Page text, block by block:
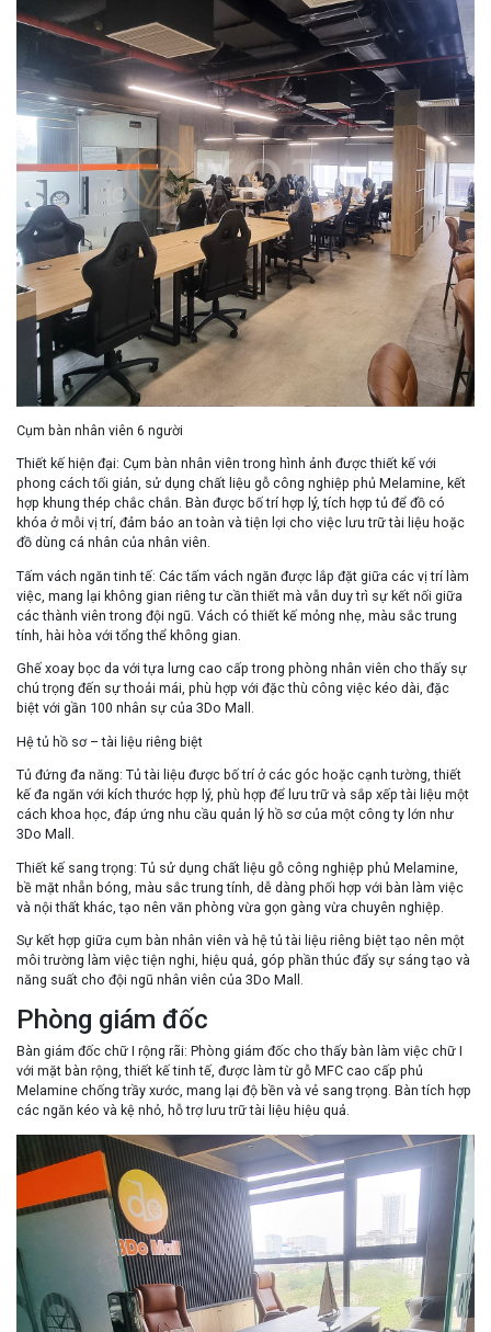
Cụm bàn nhân viên 6 người
Thiết kế hiện đại: Cụm bàn nhân viên trong hình ảnh được thiết kế với
phong cách tối giản, sử dụng chất liệu gỗ công nghiệp phủ Melamine, kết
hợp khung thép chắc chắn. Bàn được bố trí hợp lý, tích hợp tủ để đồ có
khóa ở mỗi vị trí, đảm bảo an toàn và tiện lợi cho việc lưu trữ tài liệu hoặc
đồ dùng cá nhân của nhân viên.
Tấm vách ngăn tinh tế: Các tấm vách ngăn được lắp đặt giữa các vị trí làm
việc, mang lại không gian riêng tư cần thiết mà vẫn duy trì sự kết nối giữa
các thành viên trong đội ngũ. Vách có thiết kế mỏng nhẹ, màu sắc trung
tính, hài hòa với tổng thể không gian.
Ghế xoay bọc da với tựa lưng cao cấp trong phòng nhân viên cho thấy sự
chú trọng đến sự thoải mái, phù hợp với đặc thù công việc kéo dài, đặc
biệt với gần 100 nhân sự của 3Do Mall.
Hệ tủ hồ sơ – tài liệu riêng biệt
Tủ đứng đa năng: Tủ tài liệu được bố trí ở các góc hoặc cạnh tường, thiết
kế đa ngăn với kích thước hợp lý, phù hợp để lưu trữ và sắp xếp tài liệu một
cách khoa học, đáp ứng nhu cầu quản lý hồ sơ của một công ty lớn như
3Do Mall.
Thiết kế sang trọng: Tủ sử dụng chất liệu gỗ công nghiệp phủ Melamine,
bề mặt nhẵn bóng, màu sắc trung tính, dễ dàng phối hợp với bàn làm việc
và nội thất khác, tạo nên văn phòng vừa gọn gàng vừa chuyên nghiệp.
Sự kết hợp giữa cụm bàn nhân viên và hệ tủ tài liệu riêng biệt tạo nên một
môi trường làm việc tiện nghi, hiệu quả, góp phần thúc đẩy sự sáng tạo và
năng suất cho đội ngũ nhân viên của 3Do Mall.
Phòng giám đốc
Bàn giám đốc chữ I rộng rãi: Phòng giám đốc cho thấy bàn làm việc chữ I
với mặt bàn rộng, thiết kế tinh tế, được làm từ gỗ MFC cao cấp phủ
Melamine chống trầy xước, mang lại độ bền và vẻ sang trọng. Bàn tích hợp
các ngăn kéo và kệ nhỏ, hỗ trợ lưu trữ tài liệu hiệu quả.